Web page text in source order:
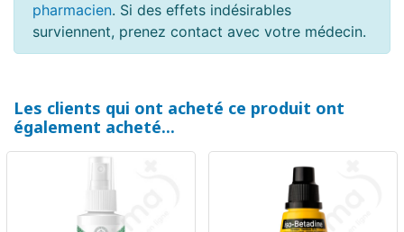
pharmacien. Si des effets indésirables
surviennent, prenez contact avec votre médecin.
Les clients qui ont acheté ce produit ont
également acheté...